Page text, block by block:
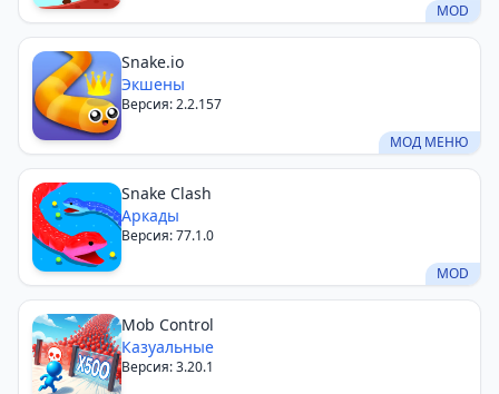
MOD
Snake.io
Экшены
Версия: 2.2.157
МОД МЕНЮ
Snake Clash
Аркады
Версия: 77.1.0
MOD
Mob Control
Казуальные
Версия: 3.20.1